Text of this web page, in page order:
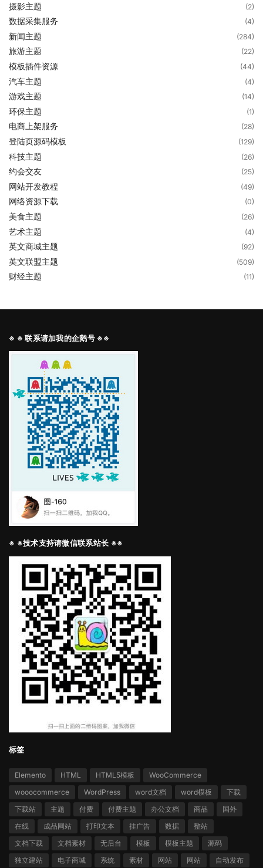
摄影主题 (2)
数据采集服务 (4)
新闻主题 (284)
旅游主题 (22)
模板插件资源 (44)
汽车主题 (4)
游戏主题 (14)
环保主题 (1)
电商上架服务 (28)
登陆页源码模板 (129)
科技主题 (26)
约会交友 (25)
网站开发教程 (49)
网络资源下载 (0)
美食主题 (26)
艺术主题 (4)
英文商城主题 (92)
英文联盟主题 (509)
财经主题 (11)
※ ※ 联系请加我的企鹅号 ※※
※ ※技术支持请微信联系站长 ※※
标签
Elemento HTML HTML5模板
WooCommerce
wooocommerce
WordPress word文档 word模板
下载
下载站
主题 付费 付费主题 办公文档 商品
国外
在线
成品网站 打印文本 挂广告 数据
整站
文档下载
文档素材 无后台 模板 模板主题
源码
独立建站
电子商城 系统 素材 网站 网站 自动发布